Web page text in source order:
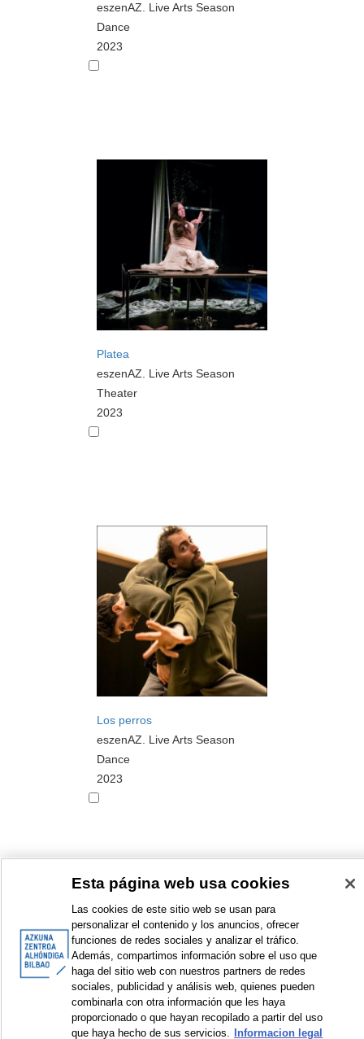
eszenAZ. Live Arts Season
Dance
2023
Platea
eszenAZ. Live Arts Season
Theater
2023
Los perros
eszenAZ. Live Arts Season
Dance
2023
Items sorted by: 1 to 10 of 12
© Azkuna Zentroa - Alhóndiga Bilbao
Esta página web usa cookies
Las cookies de este sitio web se usan para
personalizar el contenido y los anuncios, ofrecer
funciones de redes sociales y analizar el tráfico.
Además, compartimos información sobre el uso que
haga del sitio web con nuestros partners de redes
sociales, publicidad y análisis web, quienes pueden
combinarla con otra información que les haya
proporcionado o que hayan recopilado a partir del uso
que haya hecho de sus servicios.
Informacion legal